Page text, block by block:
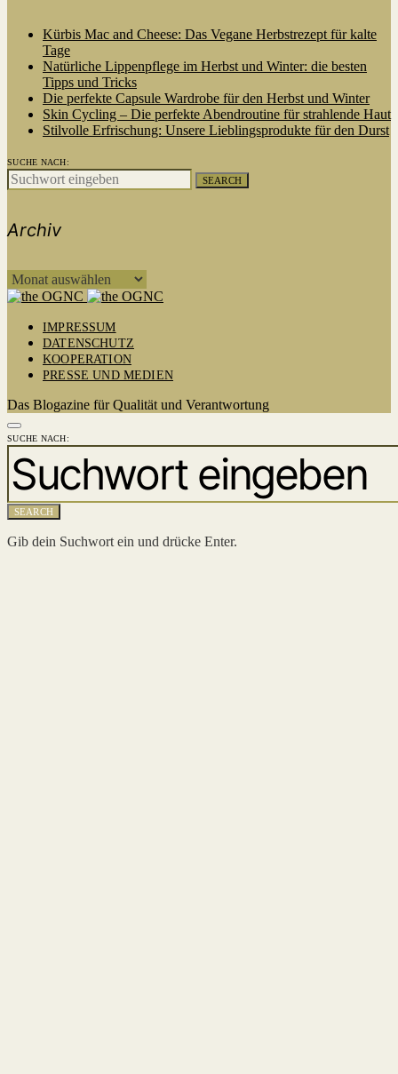
Kürbis Mac and Cheese: Das Vegane Herbstrezept für kalte
Tage
Natürliche Lippenpflege im Herbst und Winter: die besten
Tipps und Tricks
Die perfekte Capsule Wardrobe für den Herbst und Winter
Skin Cycling – Die perfekte Abendroutine für strahlende Haut
Stilvolle Erfrischung: Unsere Lieblingsprodukte für den Durst
SUCHE NACH:
SEARCH
Archiv
ARCHIV
IMPRESSUM
DATENSCHUTZ
KOOPERATION
PRESSE UND MEDIEN
Das Blogazine für Qualität und Verantwortung
SUCHE NACH:
SEARCH
Gib dein Suchwort ein und drücke Enter.